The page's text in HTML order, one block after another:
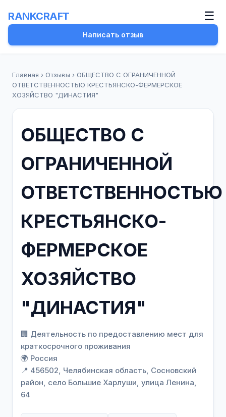
RANKCRAFT ☰
Написать отзыв
Главная › Отзывы › ОБЩЕСТВО С ОГРАНИЧЕННОЙ
ОТВЕТСТВЕННОСТЬЮ КРЕСТЬЯНСКО-ФЕРМЕРСКОЕ
ХОЗЯЙСТВО "ДИНАСТИЯ"
ОБЩЕСТВО С
ОГРАНИЧЕННОЙ
ОТВЕТСТВЕННОСТЬЮ
КРЕСТЬЯНСКО-
ФЕРМЕРСКОЕ
ХОЗЯЙСТВО
"ДИНАСТИЯ"
🏢 Деятельность по предоставлению мест для
краткосрочного проживания
🌍 Россия
📍 456502, Челябинская область, Сосновский
район, село Большие Харлуши, улица Ленина,
64